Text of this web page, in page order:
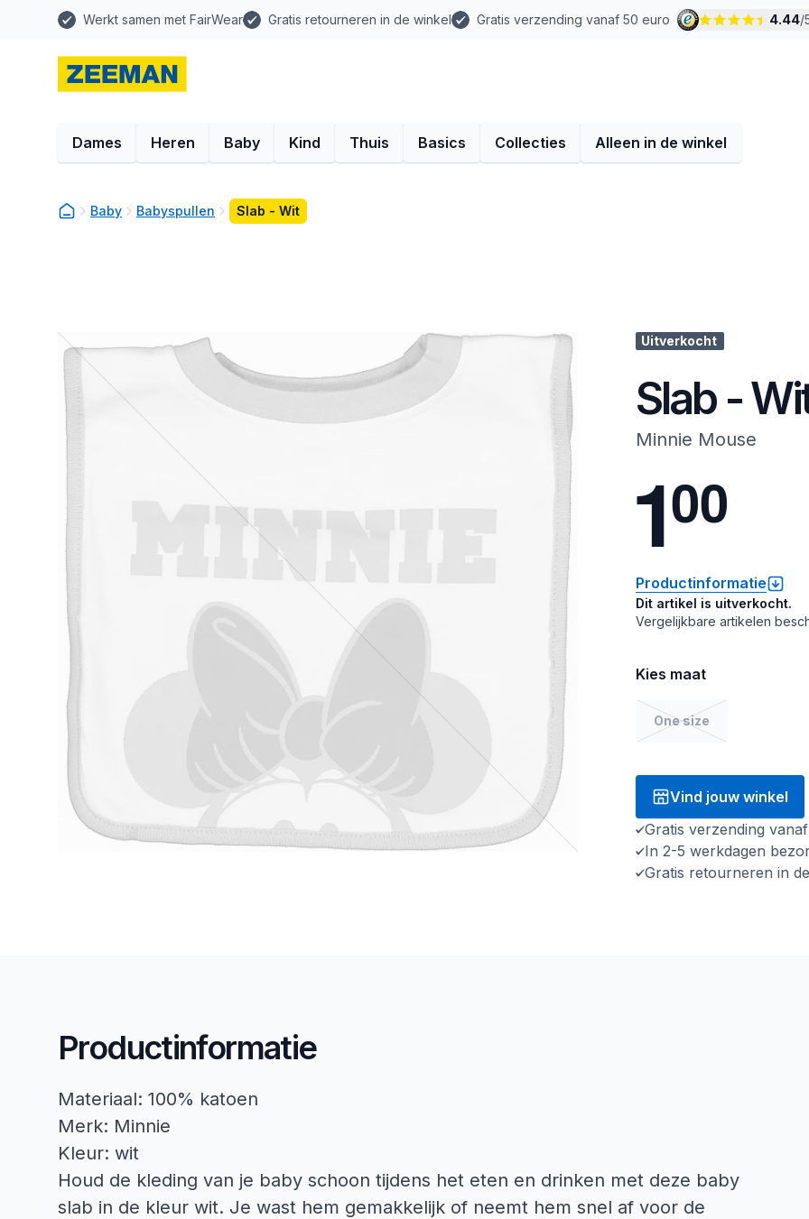
Werkt samen met FairWear Gratis retourneren in de winkel Gratis verzending vanaf 50 euro 4.44/
Dames Heren Baby Kind Thuis Basics Collecties Alleen in de winkel
Baby Babyspullen Slab - Wit
Uitverkocht
Slab -
Minnie Mouse
100
Productinformatie
Dit artikel is uitverkocht.
Vergelijkbare artikelen
Kies maat
One size
Vind jouw winkel
Gratis verzending
In 2-5 werkdagen
Gratis retourneren in
Productinformatie
Materiaal: 100% katoen
Merk: Minnie
Kleur: wit
Houd de kleding van je baby schoon tijdens het eten en drinken met deze baby
slab in de kleur wit. Je wast hem gemakkelijk of neemt hem snel af voor de